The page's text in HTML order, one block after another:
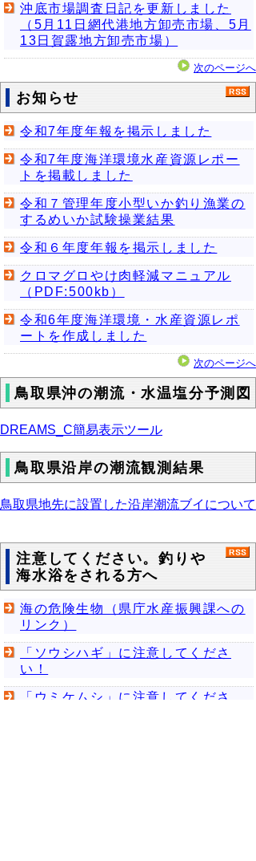
沖底市場調査日記を更新しました
（5月11日網代港地方卸売市場、5月
13日賀露地方卸売市場）
次のページへ
お知らせ
令和7年度年報を掲示しました
令和7年度海洋環境水産資源レポー
トを掲載しました
令和７管理年度小型いか釣り漁業の
するめいか試験操業結果
令和６年度年報を掲示しました
クロマグロやけ肉軽減マニュアル
（PDF:500kb）
令和6年度海洋環境・水産資源レポ
ートを作成しました
次のページへ
鳥取県沖の潮流・水温塩分予測図
DREAMS_C簡易表示ツール
鳥取県沿岸の潮流観測結果
鳥取県地先に設置した沿岸潮流ブイについて
注意してください。釣りや
海水浴をされる方へ
海の危険生物（県庁水産振興課への
リンク）
「ソウシハギ」に注意してくださ
い！
「ウミケムシ」に注意してくださ